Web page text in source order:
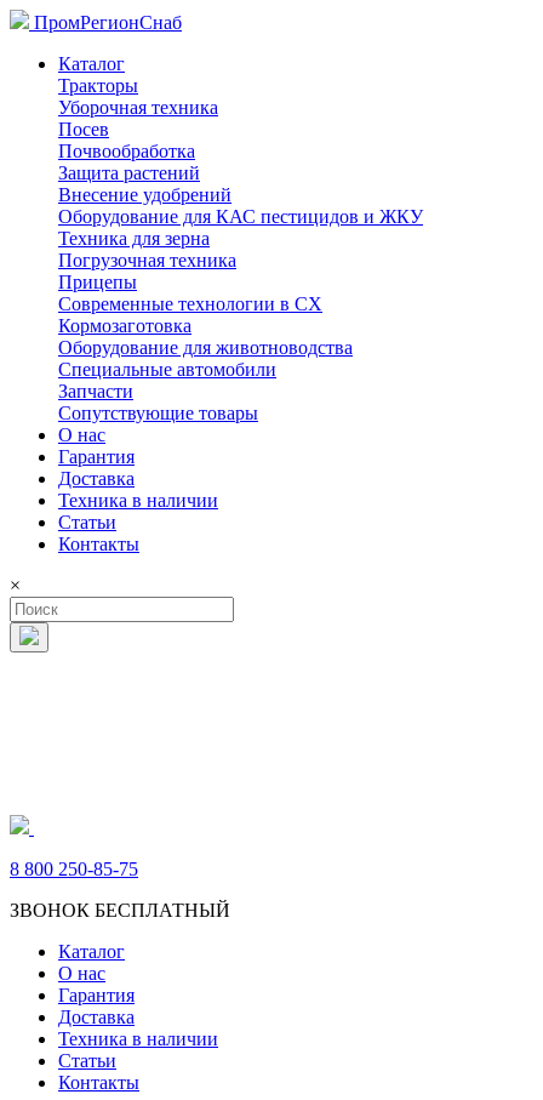
ПромРегионСнаб
Каталог
Тракторы
Уборочная техника
Посев
Почвообработка
Защита растений
Внесение удобрений
Оборудование для КАС пестицидов и ЖКУ
Техника для зерна
Погрузочная техника
Прицепы
Современные технологии в СХ
Кормозаготовка
Оборудование для животноводства
Специальные автомобили
Запчасти
Сопутствующие товары
О нас
Гарантия
Доставка
Техника в наличии
Статьи
Контакты
×
8 800 250-85-75
ЗВОНОК БЕСПЛАТНЫЙ
Каталог
О нас
Гарантия
Доставка
Техника в наличии
Статьи
Контакты